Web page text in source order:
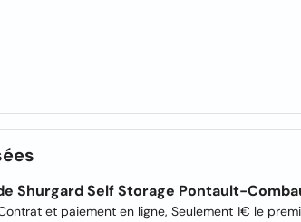
Shurgard Self Storage Pontault-
et paiement en ligne, Seulement 1€ le